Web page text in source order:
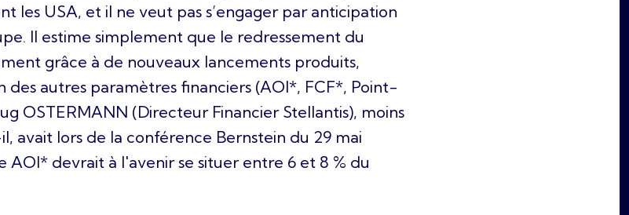
les USA, et il ne veut pas s’engager par anticipation
Il estime simplement que le redressement du
grâce à de nouveaux lancements produits,
des autres paramètres financiers (AOI*, FCF*, Point-
OSTERMANN (Directeur Financier Stellantis), moins
lors de la conférence Bernstein du 29 mai
AOI* devrait à l'avenir se situer entre 6 et 8 % du